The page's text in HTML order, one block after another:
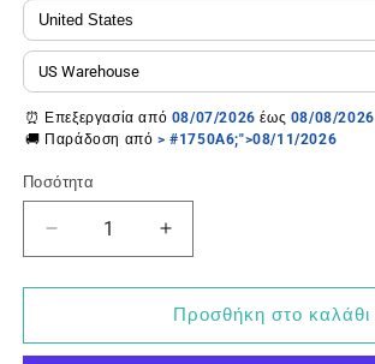
⏰ Επεξεργασία από 08/07/2026 έως 08/08/2026
🚚 Παράδοση από > #1750A6;">08/11/2026
Ποσότητα
Μείωση
ποσότητας
για
Υπερηχητικός
ομογενοποιητής
Αύξηση
ποσότητας
για
Υπερηχητικός
ομογενοποιητής
Προσθήκη στο καλάθι